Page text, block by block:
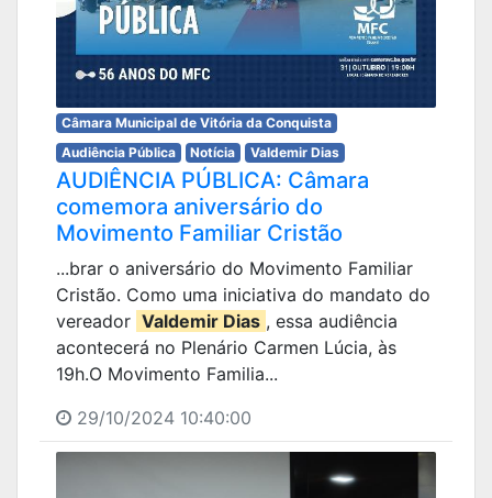
Câmara Municipal de Vitória da Conquista
Audiência Pública
Notícia Valdemir Dias
AUDIÊNCIA PÚBLICA: Câmara
comemora aniversário do
Movimento Familiar Cristão
...brar o aniversário do Movimento Familiar
Cristão. Como uma iniciativa do mandato do
vereador Valdemir Dias , essa audiência
acontecerá no Plenário Carmen Lúcia, às
19h.O Movimento Familia...
29/10/2024 10:40:00